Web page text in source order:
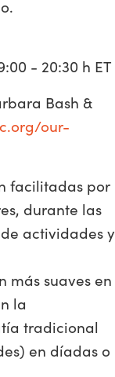
- 20:30 h ET
Bash &
our-
facilitadas por
durante las
actividades y
más suaves en
la
tradicional
en díadas o